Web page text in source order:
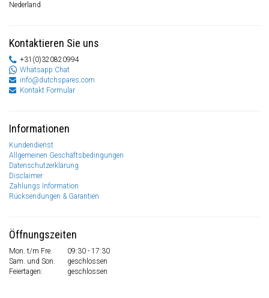
Nederland
Kontaktieren Sie uns
+31(0)320820994
Whatsapp Chat
info@dutchspares.com
Kontakt Formular
Informationen
Kundendienst
Allgemeinen Geschäftsbedingungen
Datenschutzerklärung
Disclaimer
Zahlungs Information
Rücksendungen & Garantien
Öffnungszeiten
Mon. t/m Fre.
09:30 - 17:30
Sam. und Son.
geschlossen
Feiertagen:
geschlossen